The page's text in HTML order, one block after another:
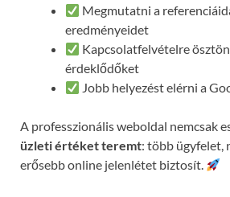
Megmutatni a
eredményeidet
Kapcsolatfelvételre
érdeklődőket
Jobb helyezést elérni a
A professzionális weboldal nemcsak
üzleti értéket teremt: több ügyfelet,
erősebb online jelenlétet biztosít.